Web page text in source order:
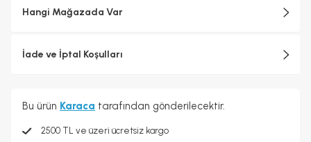
Hangi Mağazada Var
İade ve İptal Koşulları
Bu ürün Karaca tarafından gönderilecektir.
2500 TL ve üzeri ücretsiz kargo